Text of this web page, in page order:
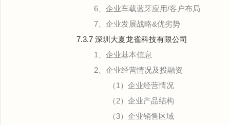
6、企业车载蓝牙应用/客户布局
7、企业发展战略&优劣势
7.3.7 深圳大夏龙雀科技有限公司
1、企业基本信息
2、企业经营情况及投融资
（1）企业经营情况
（2）企业产品结构
（3）企业销售区域